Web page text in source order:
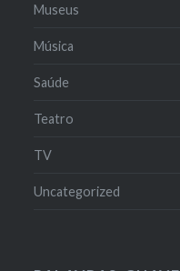
Museus
Música
Saúde
Teatro
TV
Uncategorized